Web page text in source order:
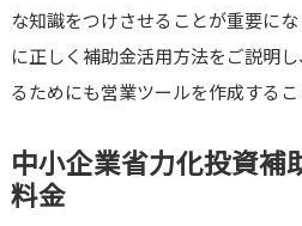
な知識をつけさせることが重要に
に正しく補助金活用方法をご説明
るためにも営業ツールを作成するこ
中小企業省力化投資補
料金